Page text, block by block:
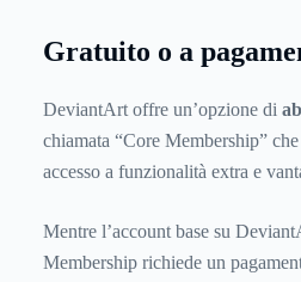
Gratuito o a
DeviantArt offre un’opzione di
chiamata “Core Membership”
accesso a funzionalità extra e
Mentre l’account base su
Membership richiede un